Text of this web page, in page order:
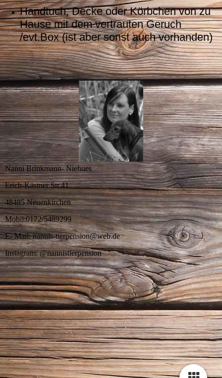
Handtuch, Decke oder Körbchen von zu
Hause mit dem vertrauten Geruch
/evt.Box (ist aber sonst auch vorhanden)
Nanni Brinkmann- Niehues
Erich-Kästner Str.41
48485 Neuenkirchen
Mobil:0172/5489299
E- Mail: nannis-tierpension@web.de
Instagram: @nannistierpension